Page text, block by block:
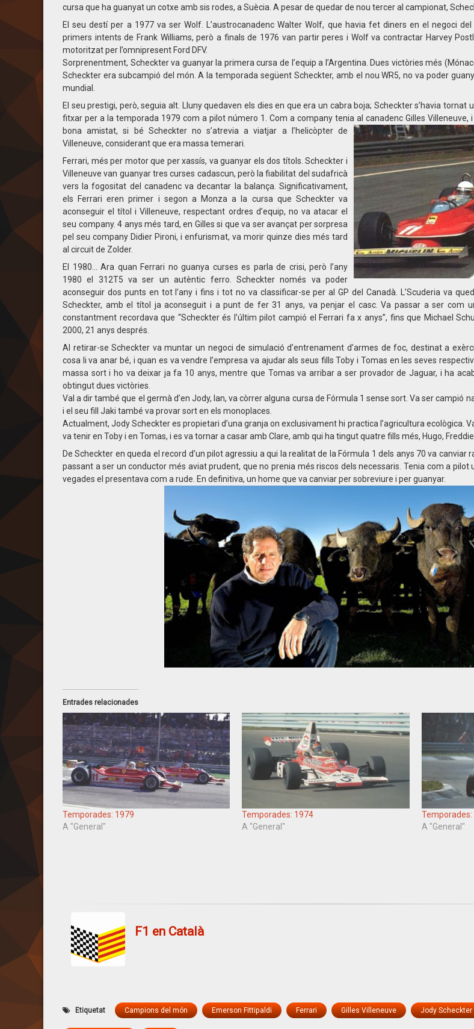
cursa que ha guanyat un cotxe amb sis rodes, a Suècia. A pesar de quedar de nou tercer al campionat,
El seu destí per a 1977 va ser Wolf. L’austrocanadenc Walter Wolf, que havia fet diners en el negoci
primers intents de Frank Williams, però a finals de 1976 van partir peres i Wolf va contractar Harvey
motoritzat per l’omnipresent Ford DFV.
Sorprenentment, Scheckter va guanyar la primera cursa de l’equip a l’Argentina. Dues victòries més
Scheckter era subcampió del món. A la temporada següent Scheckter, amb el nou WR5, no va poder
mundial.
El seu prestigi, però, seguia alt. Lluny quedaven els dies en que era un cabra boja; Scheckter s’havia tornat
fitxar per a la temporada 1979 com a pilot número 1. Com a company tenia al canadenc Gilles Villeneuve, i
bona amistat, si bé Scheckter no s’atrevia a viatjar a l’helicòpter de
Villeneuve, considerant que era massa temerari.
Ferrari, més per motor que per xassís, va guanyar els dos títols. Scheckter i
Villeneuve van guanyar tres curses cadascun, però la fiabilitat del sudafricà
vers la fogositat del canadenc va decantar la balança. Significativament,
els Ferrari eren primer i segon a Monza a la cursa que Scheckter va
aconseguir el títol i Villeneuve, respectant ordres d’equip, no va atacar el
seu company. 4 anys més tard, en Gilles si que va ser avançat per sorpresa
pel seu company Didier Pironi, i enfurismat, va morir quinze dies més tard
al circuit de Zolder.
El 1980… Ara quan Ferrari no guanya curses es parla de crisi, però l’any
1980 el 312T5 va ser un autèntic ferro. Scheckter només va poder
aconseguir dos punts en tot l’any i fins i tot no va classificar-se per al GP del Canadà. L’Scuderia va
Scheckter, amb el títol ja aconseguit i a punt de fer 31 anys, va penjar el casc. Va passar a ser com
constantment recordava que “Scheckter és l’últim pilot campió el Ferrari fa x anys”, fins que Michael
2000, 21 anys després.
Al retirar-se Scheckter va muntar un negoci de simulació d’entrenament d’armes de foc, destinat a
cosa li va anar bé, i quan es va vendre l’empresa va ajudar als seus fills Toby i Tomas en les seves
massa sort i ho va deixar ja fa 10 anys, mentre que Tomas va arribar a ser provador de Jaguar, i ha
obtingut dues victòries.
Val a dir també que el germà d’en Jody, Ian, va còrrer alguna cursa de Fórmula 1 sense sort. Va ser campió
i el seu fill Jaki també va provar sort en els monoplaces.
Actualment, Jody Scheckter es propietari d’una granja on exclusivament hi practica l’agricultura ecològica.
va tenir en Toby i en Tomas, i es va tornar a casar amb Clare, amb qui ha tingut quatre fills més, Hugo,
De Scheckter en queda el record d’un pilot agressiu a qui la realitat de la Fórmula 1 dels anys 70 va canviar
passant a ser un conductor més aviat prudent, que no prenia més riscos dels necessaris. Tenia com a pilot
vegades el presentava com a rude. En definitiva, un home que va canviar per sobreviure i per guanyar.
Entrades relacionades
Temporades: 1979
A "General"
Temporades: 1974
A "General"
Temporades:
A "General"
F1 en Català
Etiquetat Campions del món Emerson Fittipaldi Ferrari Gilles Villeneuve Jody Scheckter